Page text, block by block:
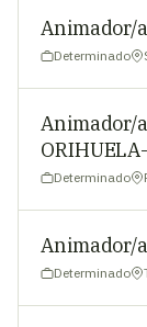
Animador/
Determinado
Animador/
Determinado
Animador/
Determinado